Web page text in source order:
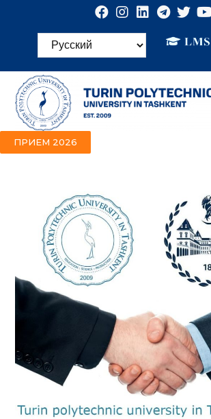
ПРИЕМ 2026